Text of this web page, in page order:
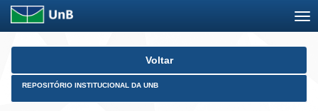
Skip
Voltar
REPOSITÓRIO INSTITUCIONAL DA UNB